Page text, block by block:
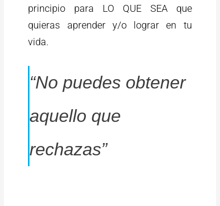
principio para LO QUE SEA que
quieras aprender y/o lograr en tu
vida.
“No puedes obtener
aquello que
rechazas”